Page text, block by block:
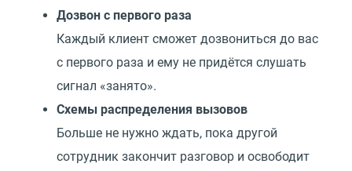
Дозвон с первого раза
Каждый клиент сможет дозвониться до вас
с первого раза и ему не придётся слушать
сигнал «занято».
Схемы распределения вызовов
Больше не нужно ждать, пока другой
сотрудник закончит разговор и освободит